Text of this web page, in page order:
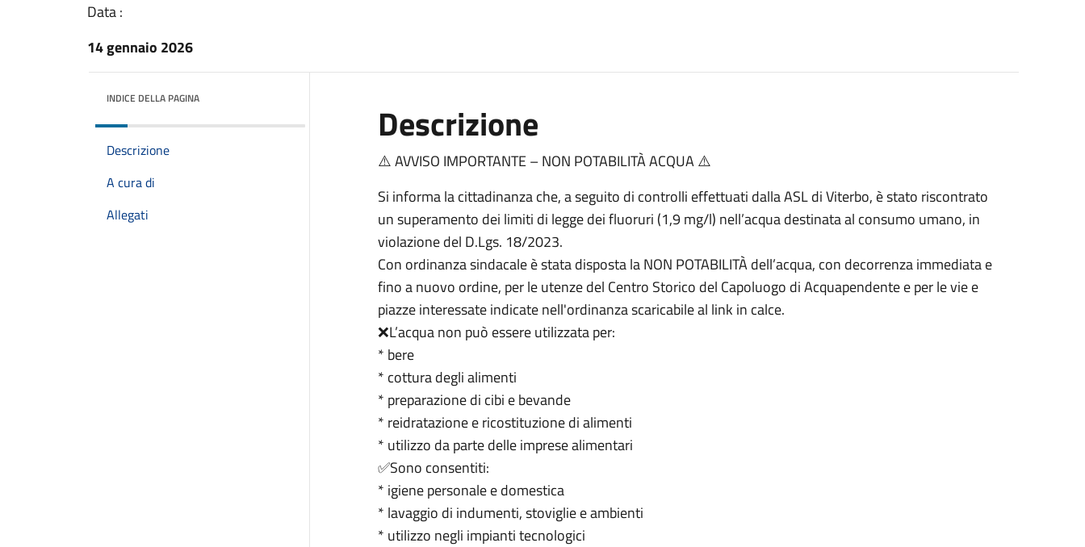
Data :
14 gennaio 2026
INDICE DELLA PAGINA
Descrizione
A cura di
Allegati
Descrizione
⚠️ AVVISO IMPORTANTE – NON POTABILITÀ ACQUA ⚠️
Si informa la cittadinanza che, a seguito di controlli effettuati dalla ASL di Viterbo, è stato riscontrato
un superamento dei limiti di legge dei fluoruri (1,9 mg/l) nell’acqua destinata al consumo umano, in
violazione del D.Lgs. 18/2023.
Con ordinanza sindacale è stata disposta la NON POTABILITÀ dell’acqua, con decorrenza immediata e
fino a nuovo ordine, per le utenze del Centro Storico del Capoluogo di Acquapendente e per le vie e
piazze interessate indicate nell'ordinanza scaricabile al link in calce.
❌L’acqua non può essere utilizzata per:
* bere
* cottura degli alimenti
* preparazione di cibi e bevande
* reidratazione e ricostituzione di alimenti
* utilizzo da parte delle imprese alimentari
✅Sono consentiti:
* igiene personale e domestica
* lavaggio di indumenti, stoviglie e ambienti
* utilizzo negli impianti tecnologici